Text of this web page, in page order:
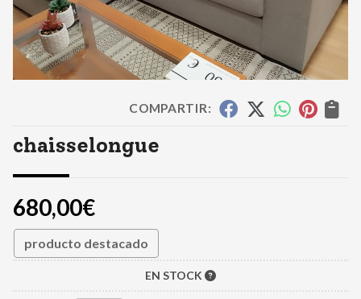
COMPARTIR:
chaisselongue
680,00€
producto destacado
EN STOCK